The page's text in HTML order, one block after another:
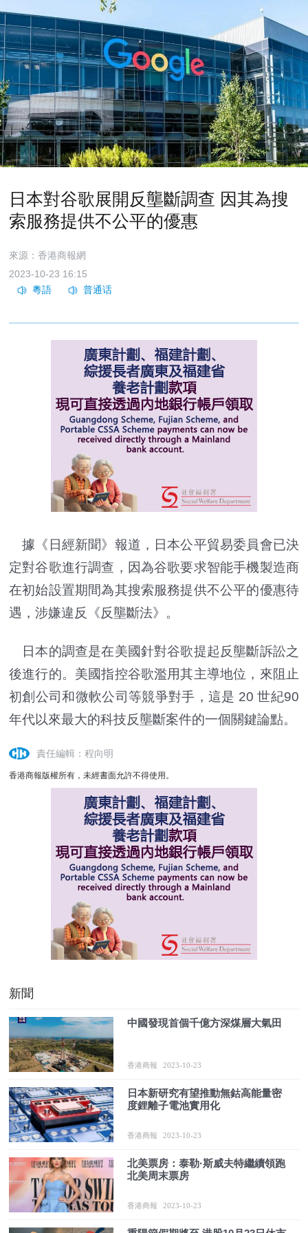
日本對谷歌展開反壟斷調查 因其為搜
索服務提供不公平的優惠
來源：香港商報網
2023-10-23 16:15
據《日經新聞》報道，日本公平貿易委員會已決
定對谷歌進行調查，因為谷歌要求智能手機製造商
在初始設置期間為其搜索服務提供不公平的優惠待
遇，涉嫌違反《反壟斷法》。
日本的調查是在美國針對谷歌提起反壟斷訴訟之
後進行的。美國指控谷歌濫用其主導地位，來阻止
初創公司和微軟公司等競爭對手，這是 20 世紀90
年代以來最大的科技反壟斷案件的一個關鍵論點。
責任編輯：程向明
香港商報版權所有，未經書面允許不得使用。
新聞
中國發現首個千億方深煤層大氣田
香港商報 2023-10-23
日本新研究有望推動無鈷高能量密
度鋰離子電池實用化
香港商報 2023-10-23
北美票房：泰勒·斯威夫特繼續領跑
北美周末票房
香港商報 2023-10-23